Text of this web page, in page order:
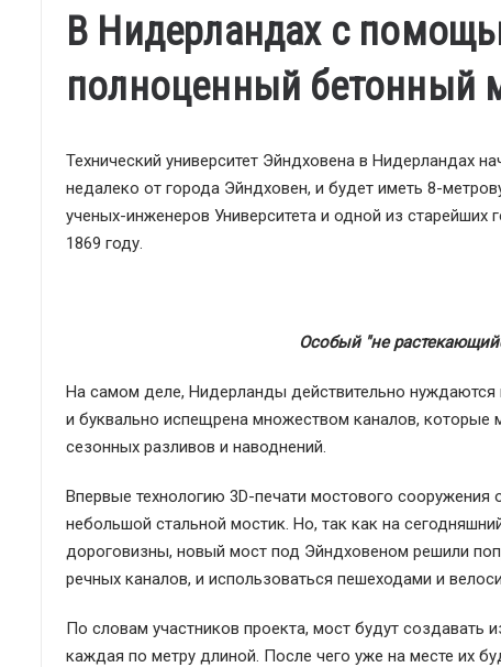
В Нидерландах с
полноценный бетонный
Технический университет Эйндховена в Нидерландах
недалеко от города Эйндховен, и будет иметь 8-
ученых-инженеров Университета и одной из старейших
1869 году.
Особый "не
На самом деле, Нидерланды действительно нуждаются
и буквально испещрена множеством каналов,
сезонных разливов и наводнений.
Впервые технологию 3D-печати мостового
небольшой стальной мостик. Но, так как на
дороговизны, новый мост под Эйндховеном решили
речных каналов, и использоваться пешеходами и
По словам участников проекта, мост будут создавать
каждая по метру длиной. После чего уже на месте их